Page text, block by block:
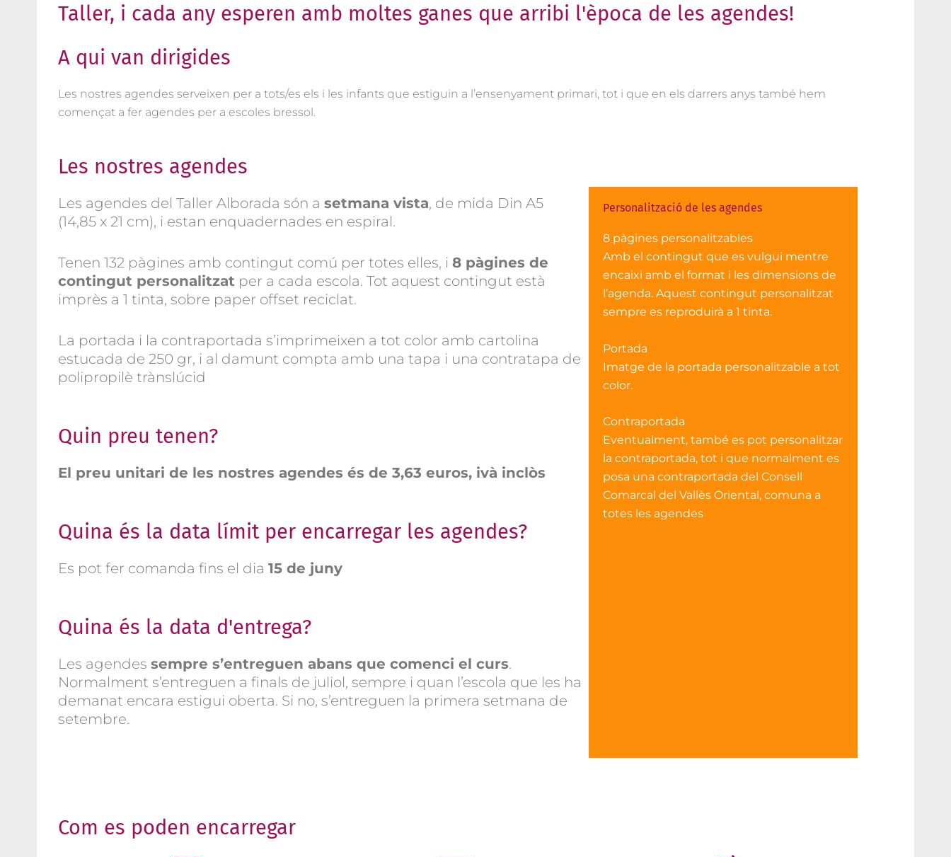
Taller, i cada any esperen amb moltes ganes que arribi l'època de les agendes!
A qui van dirigides
Les nostres agendes serveixen per a tots/es els i les infants que estiguin a l’ensenyament primari, tot i que en els darrers anys també hem
començat a fer agendes per a escoles bressol.
Les nostres agendes
Les agendes del Taller Alborada són a setmana vista, de mida Din A5
(14,85 x 21 cm), i estan enquadernades en espiral.
Tenen 132 pàgines amb contingut comú per totes elles, i 8 pàgines de
contingut personalitzat per a cada escola. Tot aquest contingut està
imprès a 1 tinta, sobre paper offset reciclat.
La portada i la contraportada s’imprimeixen a tot color amb cartolina
estucada de 250 gr, i al damunt compta amb una tapa i una contratapa de
polipropilè trànslúcid
Quin preu tenen?
El preu unitari de les nostres agendes és de 3,63 euros, ivà inclòs
Quina és la data límit per encarregar les agendes?
Es pot fer comanda fins el dia 15 de juny
Quina és la data d'entrega?
Les agendes sempre s’entreguen abans que comenci el curs.
Normalment s’entreguen a finals de juliol, sempre i quan l’escola que les ha
demanat encara estigui oberta. Si no, s’entreguen la primera setmana de
setembre.
Personalització de les agendes
8 pàgines personalitzables
Amb el contingut que es vulgui mentre
encaixi amb el format i les dimensions de
l’agenda. Aquest contingut personalitzat
sempre es reproduirà a 1 tinta.
Portada
Imatge de la portada personalitzable a tot
color.
Contraportada
Eventualment, també es pot personalitzar
la contraportada, tot i que normalment es
posa una contraportada del Consell
Comarcal del Vallès Oriental, comuna a
totes les agendes
Com es poden encarregar